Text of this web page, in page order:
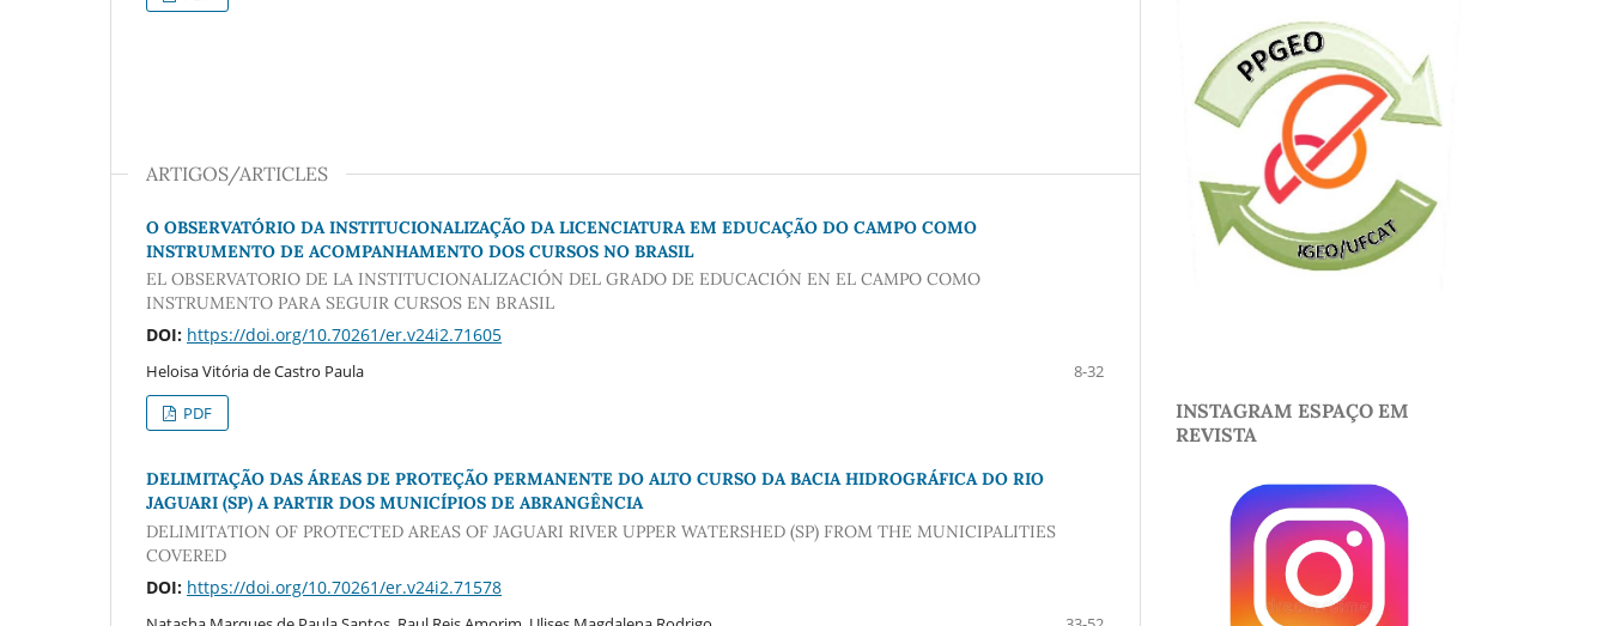
ARTIGOS/ARTICLES
O OBSERVATÓRIO DA INSTITUCIONALIZAÇÃO DA LICENCIATURA EM EDUCAÇÃO DO CAMPO COMO
INSTRUMENTO DE ACOMPANHAMENTO DOS CURSOS NO BRASIL
EL OBSERVATORIO DE LA INSTITUCIONALIZACIÓN DEL GRADO DE EDUCACIÓN EN EL CAMPO COMO
INSTRUMENTO PARA SEGUIR CURSOS EN BRASIL
DOI: https://doi.org/10.70261/er.v24i2.71605
Heloisa Vitória de Castro Paula
8-32
PDF
DELIMITAÇÃO DAS ÁREAS DE PROTEÇÃO PERMANENTE DO ALTO CURSO DA BACIA HIDROGRÁFICA DO RIO
JAGUARI (SP) A PARTIR DOS MUNICÍPIOS DE ABRANGÊNCIA
DELIMITATION OF PROTECTED AREAS OF JAGUARI RIVER UPPER WATERSHED (SP) FROM THE MUNICIPALITIES
COVERED
DOI: https://doi.org/10.70261/er.v24i2.71578
INSTAGRAM ESPAÇO EM
REVISTA